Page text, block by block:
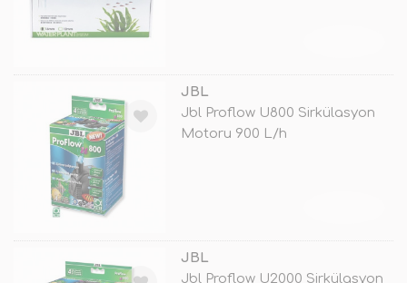
JBL
Jbl Proflow U800 Sirkülasyon
Motoru 900 L/h
JBL
Jbl Proflow U2000 Sirkülasyon